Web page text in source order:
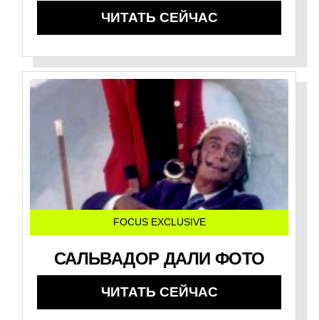
ЧИТАТЬ СЕЙЧАС
FOCUS EXCLUSIVE
САЛЬВАДОР ДАЛИ ФОТО
ЧИТАТЬ СЕЙЧАС